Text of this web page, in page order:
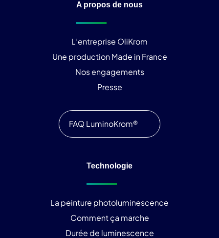
A propos de nous
L’entreprise OliKrom
Une production Made in France
Nos engagements
Presse
FAQ LuminoKrom®
Technologie
La peinture photoluminescence
Comment ça marche
Durée de luminescence